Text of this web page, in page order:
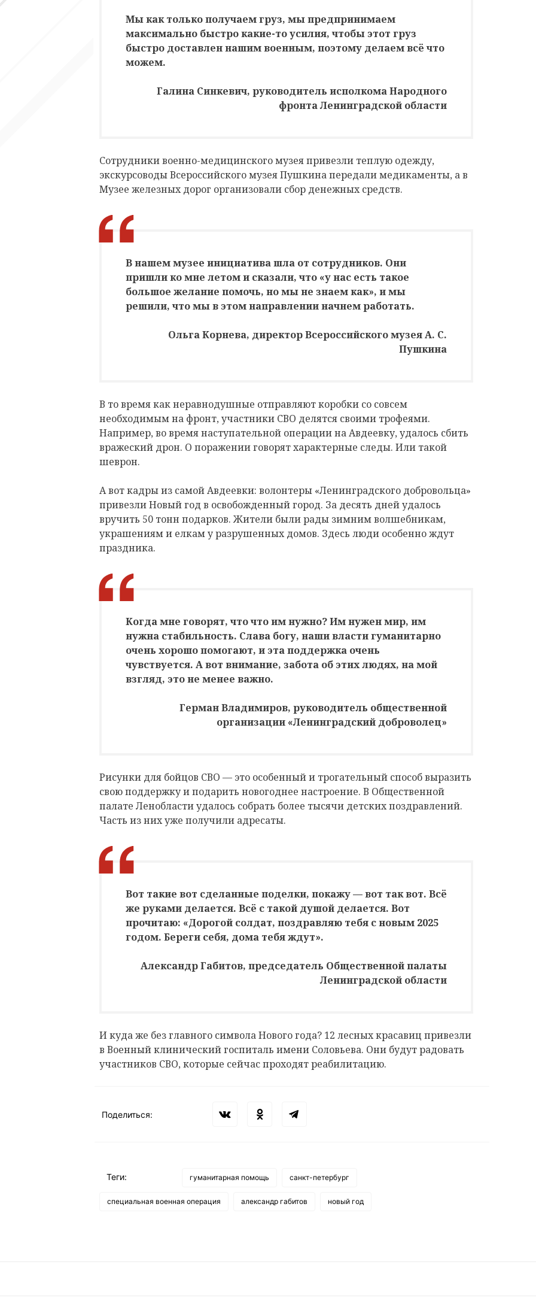
Мы как только получаем груз, мы предпринимаем
максимально быстро какие-то усилия, чтобы этот груз
быстро доставлен нашим военным, поэтому делаем всё что
можем.
Галина Синкевич, руководитель исполкома Народного
фронта Ленинградской области
Сотрудники военно-медицинского музея привезли теплую одежду,
экскурсоводы Всероссийского музея Пушкина передали медикаменты, а в
Музее железных дорог организовали сбор денежных средств.
В нашем музее инициатива шла от сотрудников. Они
пришли ко мне летом и сказали, что «у нас есть такое
большое желание помочь, но мы не знаем как», и мы
решили, что мы в этом направлении начнем работать.
Ольга Корнева, директор Всероссийского музея А. С.
Пушкина
В то время как неравнодушные отправляют коробки со совсем
необходимым на фронт, участники СВО делятся своими трофеями.
Например, во время наступательной операции на Авдеевку, удалось сбить
вражеский дрон. О поражении говорят характерные следы. Или такой
шеврон.
А вот кадры из самой Авдеевки: волонтеры «Ленинградского добровольца»
привезли Новый год в освобожденный город. За десять дней удалось
вручить 50 тонн подарков. Жители были рады зимним волшебникам,
украшениям и елкам у разрушенных домов. Здесь люди особенно ждут
праздника.
Когда мне говорят, что что им нужно? Им нужен мир, им
нужна стабильность. Слава богу, наши власти гуманитарно
очень хорошо помогают, и эта поддержка очень
чувствуется. А вот внимание, забота об этих людях, на мой
взгляд, это не менее важно.
Герман Владимиров, руководитель общественной
организации «Ленинградский доброволец»
Рисунки для бойцов СВО — это особенный и трогательный способ выразить
свою поддержку и подарить новогоднее настроение. В Общественной
палате Ленобласти удалось собрать более тысячи детских поздравлений.
Часть из них уже получили адресаты.
Вот такие вот сделанные поделки, покажу — вот так вот. Всё
же руками делается. Всё с такой душой делается. Вот
прочитаю: «Дорогой солдат, поздравляю тебя с новым 2025
годом. Береги себя, дома тебя ждут».
Александр Габитов, председатель Общественной палаты
Ленинградской области
И куда же без главного символа Нового года? 12 лесных красавиц привезли
в Военный клинический госпиталь имени Соловьева. Они будут радовать
участников СВО, которые сейчас проходят реабилитацию.
Поделиться:
Теги: гуманитарная помощь санкт-петербург
специальная военная операция александр габитов новый год